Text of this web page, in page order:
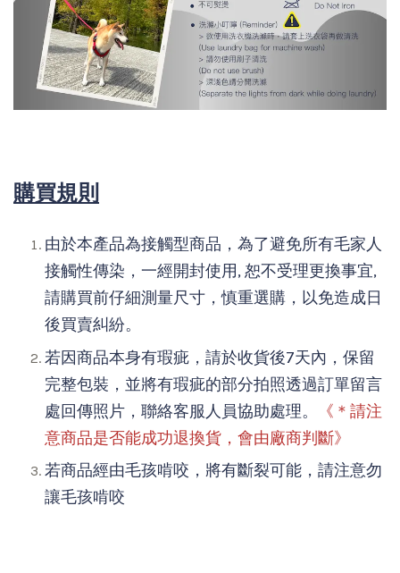
購買規則
由於本產品為接觸型商品，為了避免所有毛家人
接觸性傳染，一經開封使用, 恕不受理更換事宜,
請購買前仔細測量尺寸，慎重選購，以免造成日
後買賣糾紛。
若因商品本身有瑕疵，請於收貨後7天內，保留
完整包裝，並將有瑕疵的部分拍照透過訂單留言
處回傳照片，聯絡客服人員協助處理。
《＊請注
意商品是否能成功退換貨，會由廠商判斷》
若商品經由毛孩啃咬，將有斷裂可能，請注意勿
讓毛孩啃咬